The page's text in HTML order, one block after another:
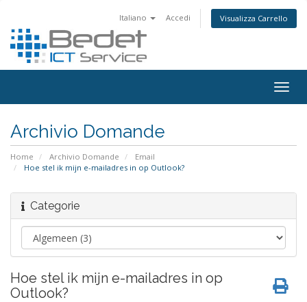
Italiano Accedi Visualizza Carrello
Archivio Domande
Home Archivio Domande
Email
Hoe stel ik mijn e-mailadres in op Outlook?
Categorie
Hoe stel ik mijn e-mailadres in op
Outlook?